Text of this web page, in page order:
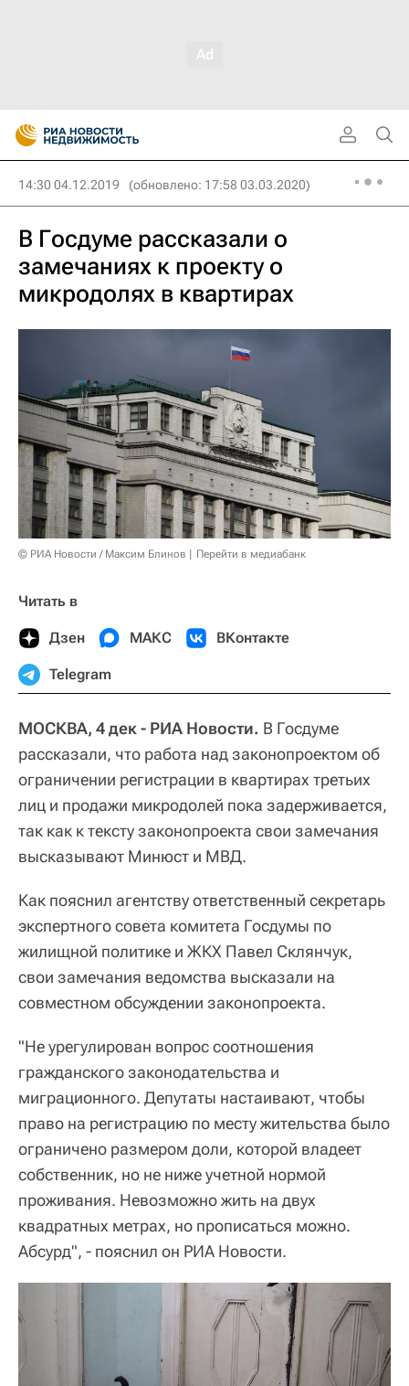
14:30 04.12.2019 (обновлено: 17:58 03.03.2020)
В Госдуме рассказали о
замечаниях к проекту о
микродолях в квартирах
© РИА Новости / Максим Блинов Перейти в медиабанк
Читать в
Дзен МАКС ВКонтакте
Telegram
МОСКВА, 4 дек - РИА Новости. В Госдуме
рассказали, что работа над законопроектом об
ограничении регистрации в квартирах третьих
лиц и продажи микродолей пока задерживается,
так как к тексту законопроекта свои замечания
высказывают Минюст и МВД.
Как пояснил агентству ответственный секретарь
экспертного совета комитета Госдумы по
жилищной политике и ЖКХ Павел Склянчук,
свои замечания ведомства высказали на
совместном обсуждении законопроекта.
"Не урегулирован вопрос соотношения
гражданского законодательства и
миграционного. Депутаты настаивают, чтобы
право на регистрацию по месту жительства было
ограничено размером доли, которой владеет
собственник, но не ниже учетной нормой
проживания. Невозможно жить на двух
квадратных метрах, но прописаться можно.
Абсурд", - пояснил он РИА Новости.